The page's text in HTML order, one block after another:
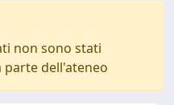
non sono stati
dell'ateneo